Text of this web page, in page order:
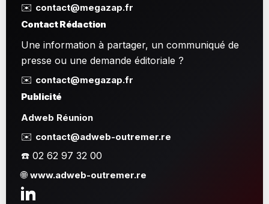
✉️ contact@megazap.fr
Contact Rédaction
Une information à partager, un communiqué de
presse ou une demande éditoriale ?
✉️ contact@megazap.fr
Publicité
Adweb Réunion
✉️ contact@adweb-outremer.re
☎️ 02 62 97 32 00
🌐www.adweb-outremer.re